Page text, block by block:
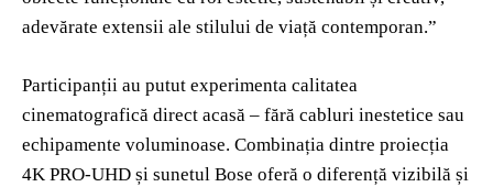
adevărate extensii ale stilului de viață contemporan.”
Participanții au putut experimenta calitatea
cinematografică direct acasă – fără cabluri inestetice sau
echipamente voluminoase. Combinația dintre proiecția
4K PRO-UHD și sunetul Bose oferă o diferență vizibilă și